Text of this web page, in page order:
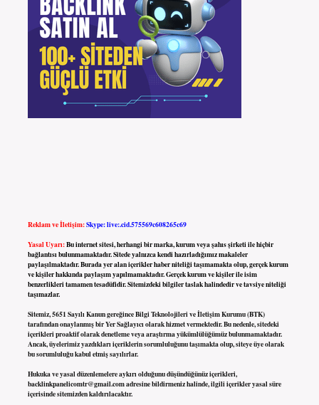
Reklam ve İletişim:Skype: live:.cid.575569c608265c69
Yasal Uyarı:Bu internet sitesi, herhangi bir marka, kurum veya şahıs şirketi ile hiçbir
bağlantısı bulunmamaktadır. Sitede yalnızca kendi hazırladığımız makaleler
paylaşılmaktadır. Burada yer alan içerikler haber niteliği taşımamakta olup, gerçek kurum
ve kişiler hakkında paylaşım yapılmamaktadır. Gerçek kurum ve kişiler ile isim
benzerlikleri tamamen tesadüfidir. Sitemizdeki bilgiler taslak halindedir ve tavsiye niteliği
taşımazlar.
Sitemiz, 5651 Sayılı Kanun gereğince Bilgi Teknolojileri ve İletişim Kurumu (BTK)
tarafından onaylanmış bir Yer Sağlayıcı olarak hizmet vermektedir. Bu nedenle, sitedeki
içerikleri proaktif olarak denetleme veya araştırma yükümlülüğümüz bulunmamaktadır.
Ancak, üyelerimiz yazdıkları içeriklerin sorumluluğunu taşımakta olup, siteye üye olarak
bu sorumluluğu kabul etmiş sayılırlar.
Hukuka ve yasal düzenlemelere aykırı olduğunu düşündüğünüz içerikleri,
backlinkpanelicomtr@gmail.comadresine bildirmeniz halinde, ilgili içerikler yasal süre
içerisinde sitemizden kaldırılacaktır.